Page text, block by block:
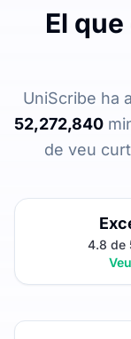
El
UniScribe ha
52,272,840
de veu
4.8 de